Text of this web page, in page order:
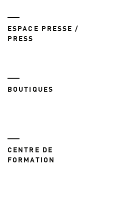
ESPACE PRESSE /
PRESS
BOUTIQUES
CENTRE DE
FORMATION